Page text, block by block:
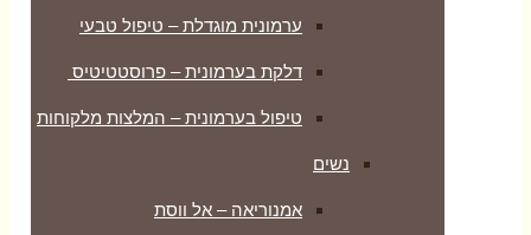
ערמונית מוגדלת – טיפול טבעי
דלקת בערמונית – פרוסטטיטיס
טיפול בערמונית – המלצות מלקוחות
נשים
אמנוריאה – אל ווסת